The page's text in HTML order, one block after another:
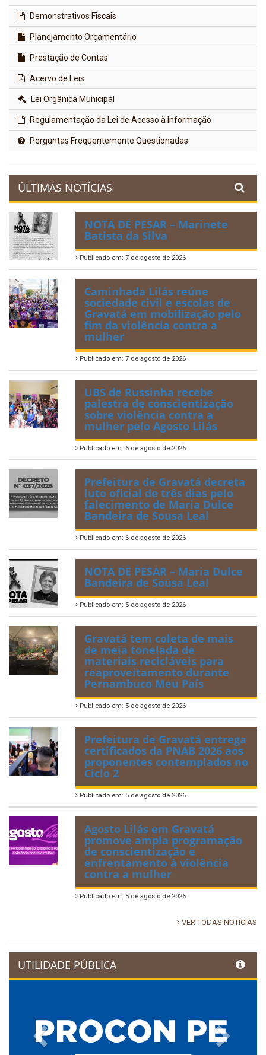
Demonstrativos Fiscais
Planejamento Orçamentário
Prestação de Contas
Acervo de Leis
Lei Orgânica Municipal
Regulamentação da Lei de Acesso à Informação
Perguntas Frequentemente Questionadas
ÚLTIMAS NOTÍCIAS
NOTA DE PESAR – Marinete
Batista da Silva
Publicado em: 7 de agosto de 2026
Caminhada Lilás reúne
sociedade civil e escolas de
Gravatá em mobilização pelo
fim da violência contra a
mulher
Publicado em: 7 de agosto de 2026
UBS de Russinha recebe
palestra de conscientização
sobre violência contra a
mulher pelo Agosto Lilás
Publicado em: 6 de agosto de 2026
Prefeitura de Gravatá decreta
luto oficial de três dias pelo
falecimento de Maria Dulce
Bandeira de Sousa Leal
Publicado em: 6 de agosto de 2026
NOTA DE PESAR – Maria Dulce
Bandeira de Sousa Leal
Publicado em: 5 de agosto de 2026
Gravatá tem coleta de mais
de meia tonelada de
materiais recicláveis para
reaproveitamento durante
Pernambuco Meu País
Publicado em: 5 de agosto de 2026
Prefeitura de Gravatá entrega
certificados da PNAB 2026 aos
proponentes contemplados no
Ciclo 2
Publicado em: 5 de agosto de 2026
Agosto Lilás em Gravatá
promove ampla programação
de conscientização e
enfrentamento à violência
contra a mulher
Publicado em: 5 de agosto de 2026
VER TODAS NOTÍCIAS
UTILIDADE PÚBLICA
Previous